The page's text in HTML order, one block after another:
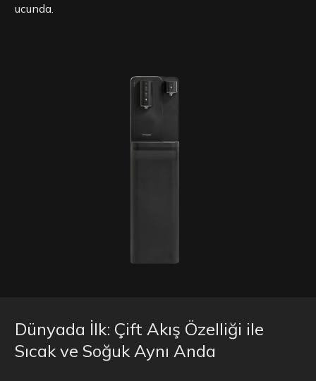
ucunda.
Dünyada İlk: Çift Akış Özelliği ile
Sıcak ve Soğuk Aynı Anda